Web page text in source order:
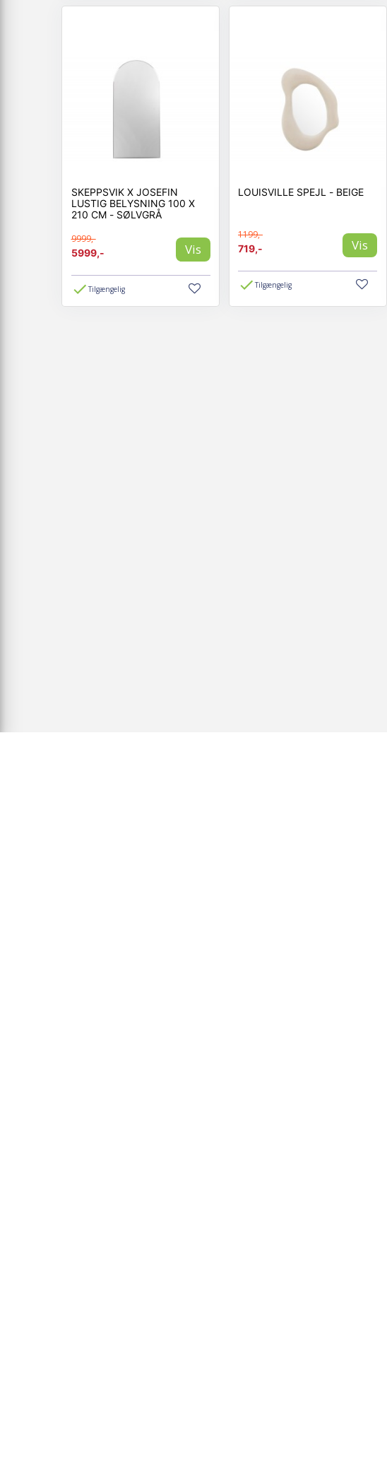
SKEPPSVIK X JOSEFIN
LUSTIG BELYSNING 100 X
210 CM - SØLVGRÅ
9999,-
5999,-
Vis
Tilgængelig
LOUISVILLE SPEJL - BEIGE
1199,-
719,-
Vis
Tilgængelig